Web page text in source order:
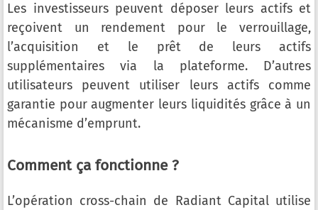
Les investisseurs peuvent déposer leurs actifs et
reçoivent un rendement pour le verrouillage,
l’acquisition et le prêt de leurs actifs
supplémentaires via la plateforme. D’autres
utilisateurs peuvent utiliser leurs actifs comme
garantie pour augmenter leurs liquidités grâce à un
mécanisme d’emprunt.
Comment ça fonctionne ?
L’opération cross-chain de Radiant Capital utilise